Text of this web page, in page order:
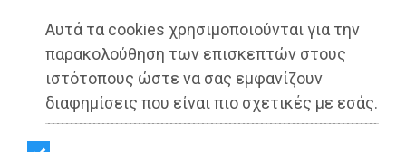
Αυτά τα cookies χρησιμοποιούνται για την
παρακολούθηση των επισκεπτών στους
ιστότοπους ώστε να σας εμφανίζουν
διαφημίσεις που είναι πιο σχετικές με εσάς.